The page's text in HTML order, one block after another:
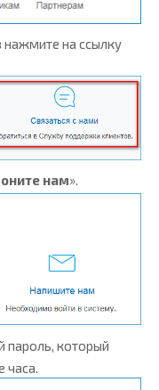
на ссылку
нам».
пароль, который
часа.